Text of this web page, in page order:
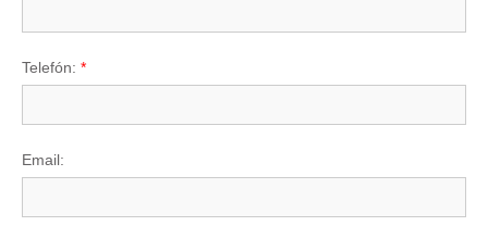
Telefón: *
Email: